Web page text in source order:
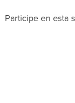
Participe en esta